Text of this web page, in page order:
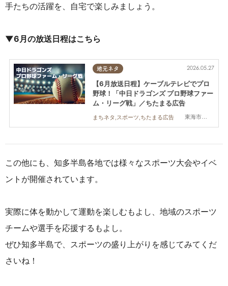
手たちの活躍を、自宅で楽しみましょう。
▼6月の放送日程はこちら
地元ネタ
東海市,大府市,知多市,東浦町,常滑市,武豊町,美浜町,南知多町
2026.05.27
【6月放送日程】ケーブルテレビでプロ
野球！「中日ドラゴンズ プロ野球ファー
ム・リーグ戦」／ちたまる広告
まちネタ,スポーツ,ちたまる広告
この他にも、知多半島各地では様々なスポーツ大会やイベ
ントが開催されています。
実際に体を動かして運動を楽しむもよし、地域のスポーツ
チームや選手を応援するもよし。
ぜひ知多半島で、スポーツの盛り上がりを感じてみてくだ
さいね！